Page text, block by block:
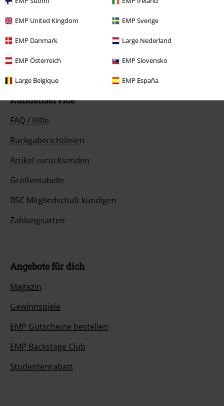
EMP United Kingdom EMP Sverige
EMP Danmark Large Nederland
EMP Österreich EMP Slovensko
Large Belgique EMP España
Ja, unser Kundenservice ist heute wieder erreichbar von 08:00 Uhr bis
18:00 Uhr.
Kundenservice
FAQ / Hilfe
Rückgaberichtlinien
Artikel zurücksenden
Größentabelle
BSC Mitgliedschaft kündigen
Zahlungsarten
Angebote für dich
Magazin
Gewinnspiele
EMP Gutscheine bestellen
EMP Backstage Club
Studentenrabatt